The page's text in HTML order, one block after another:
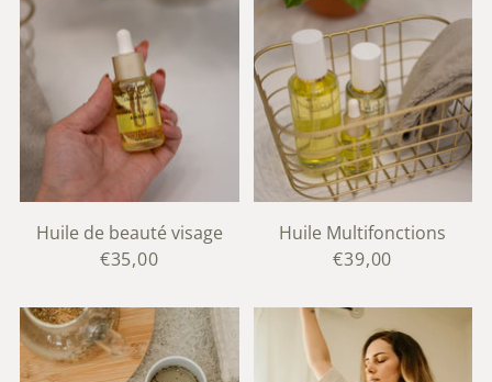
Huile de beauté visage
€35,00
Huile Multifonctions
€39,00